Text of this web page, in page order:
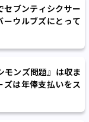
セブンティシクサー
ーウルブズにとって
モンズ問題』は収ま
ズは年俸支払いをス